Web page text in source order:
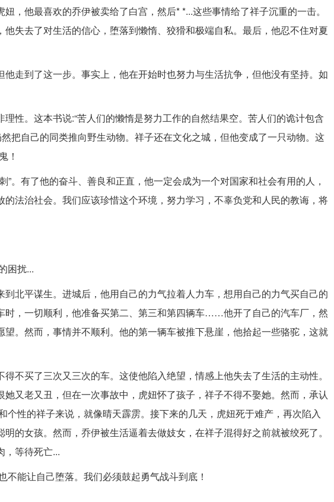
，他最喜欢的乔伊被卖给了白宫，然后* *...这些事情给了祥子沉重的一击。
失去了对生活的信心，堕落到懒惰、狡猾和极端自私。最后，他忍不住对夏
走到了这一步。事实上，他在开始时也努力与生活抗争，但他没有坚持。如
性。这本书说:“苦人们的懒惰是努力工作的自然结果空。苦人们的诡计包含
把自己的同类推向野生动物。祥子还在文化之城，但他变成了一只动物。这
！
。有了他的奋斗、善良和正直，他一定会成为一个对国家和社会有用的人，
法治社会。我们应该珍惜这个环境，努力学习，不辜负党和人民的教诲，将
困扰...
北平谋生。进城后，他用自己的力气拉着人力车，想用自己的力气买自己的
时，一切顺利，他准备买第二、第三和第四辆车……他开了自己的汽车厂，然
。然而，事情并不顺利。他的第一辆车被推下悬崖，他拾起一些骆驼，这就
不买了三次又三次的车。这使他陷入绝望，情感上他失去了生活的主动性。
又老又丑，但在一次事故中，虎妞怀了孩子，祥子不得不娶她。然而，承认
个性的祥子来说，就像晴天霹雳。接下来的几天，虎妞死于难产，再次陷入
的女孩。然而，乔伊被生活逼着去做妓女，在祥子混得好之前就被绞死了。
，等待死亡...
能让自己堕落。我们必须鼓起勇气战斗到底！